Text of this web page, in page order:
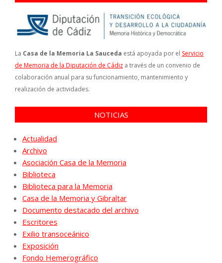
La Casa de la Memoria La Sauceda está apoyada por el Servicio
de Memoria de la Diputación de Cádiz a través de un convenio de
colaboración anual para su funcionamiento, mantenimiento y
realización de actividades.
NOTICIAS
Actualidad
Archivo
Asociación Casa de la Memoria
Biblioteca
Biblioteca para la Memoria
Casa de la Memoria y Gibraltar
Documento destacado del archivo
Escritores
Exilio transoceánico
Exposición
Fondo Hemerográfico